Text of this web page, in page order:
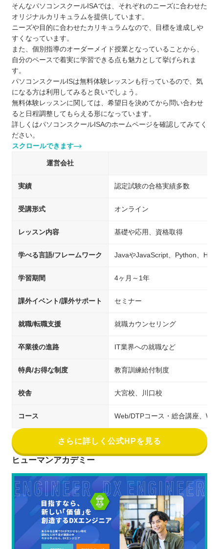
そんなパソコンスクールISAでは、それぞれのニーズに合わせた
オリジナルカリキュラムを提供しています。
ニーズや目的に合わせたカリキュラムなので、目標を達成しや
すくなっています。
また、個別指導のオーダーメイド授業となっていることから、
自分のペースで着実に学習できる点も魅力として挙げられま
す。
パソコンスクールISは無料体験レッスンも行っているので、気
になる方は利用してみると良いでしょう。
無料体験レッスンに関しては、希望日を決めてから問い合わせ
ると日程調整してもらえる形になっています。
詳しくはパソコンスクールISAのホームページを確認してみてく
ださい。
スクロールできます
運営会社
実績 認定試験の合格実績多数
受講形式 オンライン
レッスン内容 基礎や応用、資格取得
学べる言語/フレームワーク JavaやJavaScript、Python、
学習期間 4ヶ月～1年
課外イベント/課外サポート セミナー
就職/転職支援 就職カウンセリング
卒業後の進路 IT業界への就職など
特典/お得な制度 教育訓練給付制度
校舎 大宮校、川口校
コース Web/DTPコース・総合講座、
さらに詳しく公式HPを見る
ヒューマンアカデミー